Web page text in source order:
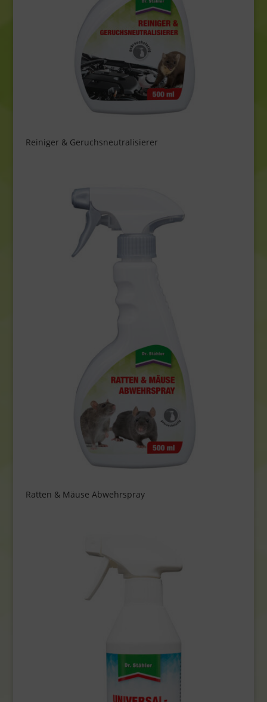
Reiniger & Geruchsneutralisierer
Ratten & Mäuse Abwehrspray